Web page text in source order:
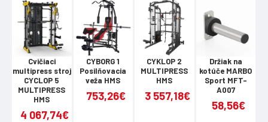
Cvičiaci
multipress stroj
CYCLOP 5
MULTIPRESS
HMS
4 067,74€
CYBORG 1
Posilňovacia
veža HMS
753,26€
CYKLOP 2
MULTIPRESS
HMS
3 557,18€
Držiak na
kotúče MARBO
Sport MFT-
A007
58,56€